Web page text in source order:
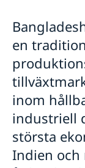
Vi är en resurs
Team Sweden
Så kan du få
Svenska
Anmäl
Handel med
Aktuellt
en
inom
industriell
största
Indien och